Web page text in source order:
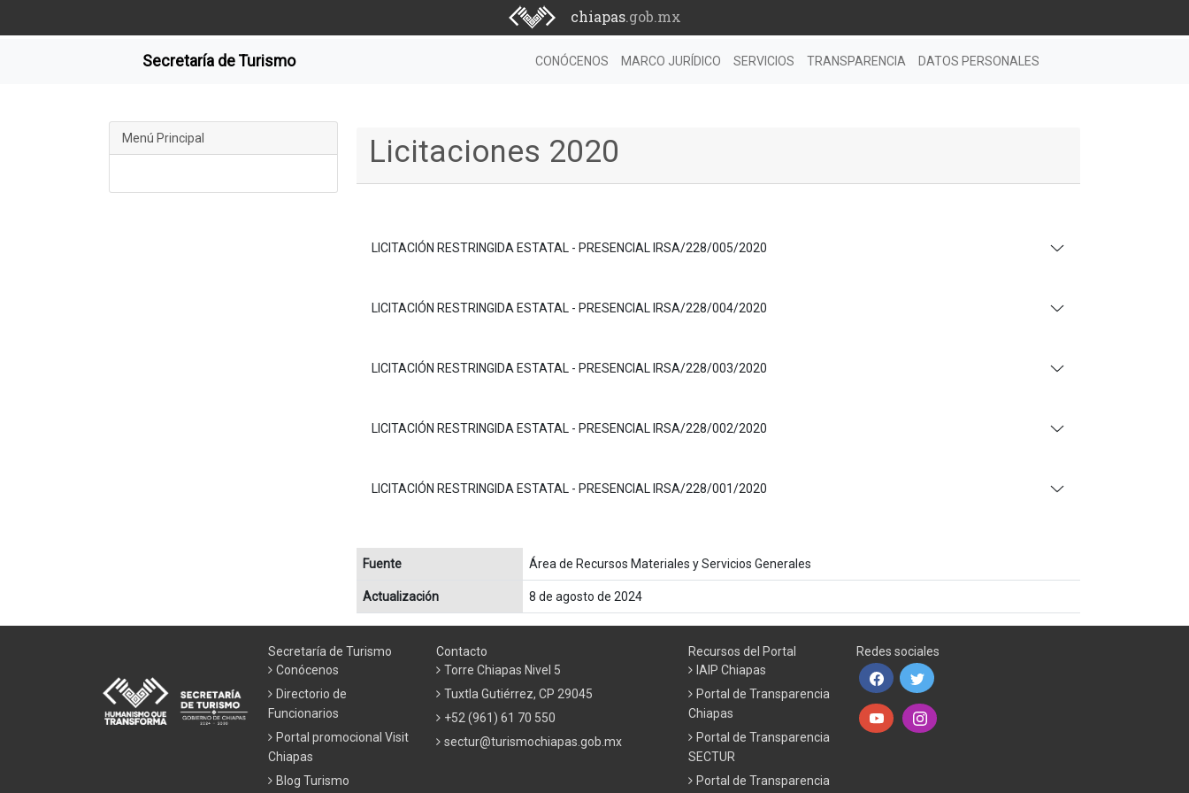
chiapas.gob.mx
Secretaría de Turismo CONÓCENOS MARCO JURÍDICO SERVICIOS TRANSPARENCIA DATOS PERSONALES
Menú Principal Licitaciones 2020
LICITACIÓN RESTRINGIDA ESTATAL - PRESENCIAL IRSA/228/005/2020
LICITACIÓN RESTRINGIDA ESTATAL - PRESENCIAL IRSA/228/004/2020
LICITACIÓN RESTRINGIDA ESTATAL - PRESENCIAL IRSA/228/003/2020
LICITACIÓN RESTRINGIDA ESTATAL - PRESENCIAL IRSA/228/002/2020
LICITACIÓN RESTRINGIDA ESTATAL - PRESENCIAL IRSA/228/001/2020
Fuente Área de Recursos Materiales y Servicios Generales
Actualización 8 de agosto de 2024
Secretaría de Turismo
Conócenos
Directorio de
Funcionarios
Portal promocional Visit
Chiapas
Blog Turismo
Contacto
Torre Chiapas Nivel 5
Tuxtla Gutiérrez, CP 29045
+52 (961) 61 70 550
sectur@turismochiapas.gob.mx
Recursos del Portal
IAIP Chiapas
Portal de Transparencia
Chiapas
Portal de Transparencia
SECTUR
Portal de Transparencia
Redes sociales